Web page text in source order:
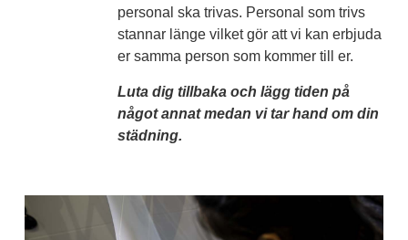
personal ska trivas. Personal som trivs
stannar länge vilket gör att vi kan erbjuda
er samma person som kommer till er.
Luta dig tillbaka och lägg tiden på
något annat medan vi tar hand om din
städning.